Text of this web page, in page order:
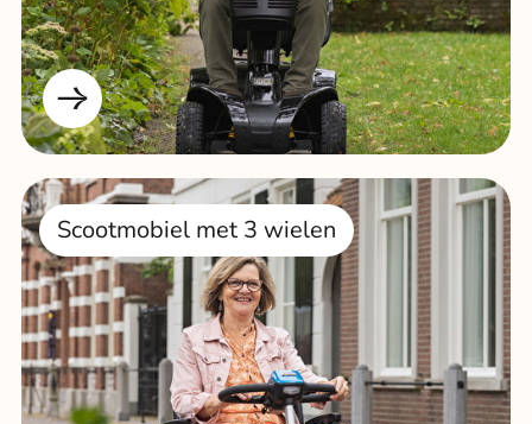
Scootmobiel met 3 wielen